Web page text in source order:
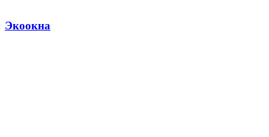
Экоокна